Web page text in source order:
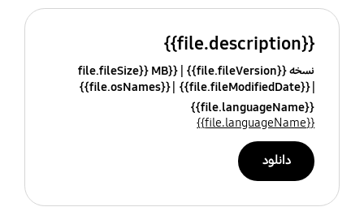
{{file.description}}
نسخه {{file.fileVersion}}
{{file.fileSize}} MB
{{file.fileModifiedDate}}
{{file.osNames}}
{{file.languageName}}
{{file.languageName}}
دانلود